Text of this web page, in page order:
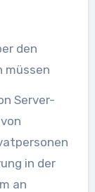
den
müssen
Server-
in der
an